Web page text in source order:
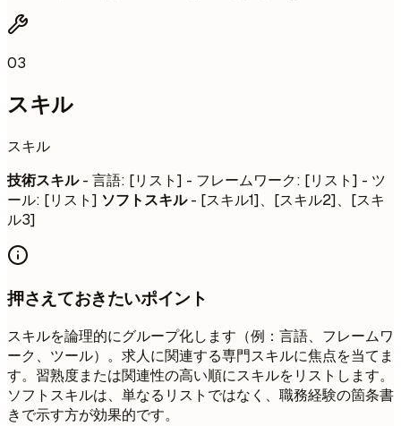
03
スキル
スキル
技術スキル- 言語: [リスト] - フレームワーク: [リスト] - ツ
ール: [リスト] ソフトスキル- [スキル1]、[スキル2]、[スキ
ル3]
押さえておきたいポイント
スキルを論理的にグループ化します（例：言語、フレームワ
ーク、ツール）。求人に関連する専門スキルに焦点を当てま
す。習熟度または関連性の高い順にスキルをリストします。
ソフトスキルは、単なるリストではなく、職務経験の箇条書
きで示す方が効果的です。